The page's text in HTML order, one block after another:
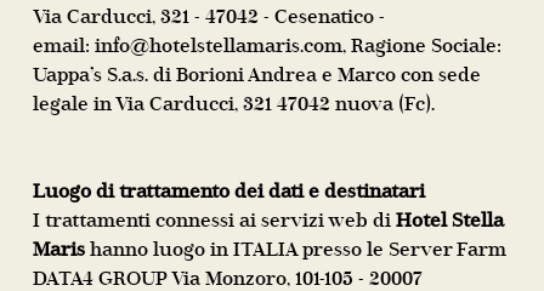
Via Carducci, 321 - 47042 - Cesenatico -
email: info@hotelstellamaris.com, Ragione Sociale:
Uappa’s S.a.s. di Borioni Andrea e Marco con sede
legale in Via Carducci, 321 47042 nuova (Fc).
Luogo di trattamento dei dati e destinatari
I trattamenti connessi ai servizi web di Hotel Stella
Maris hanno luogo in ITALIA presso le Server Farm
DATA4 GROUP Via Monzoro, 101-105 - 20007